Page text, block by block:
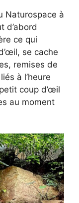
Naturospace à
d’abord
ce qui
se cache
remises de
à l’heure
coup d’œil
au moment